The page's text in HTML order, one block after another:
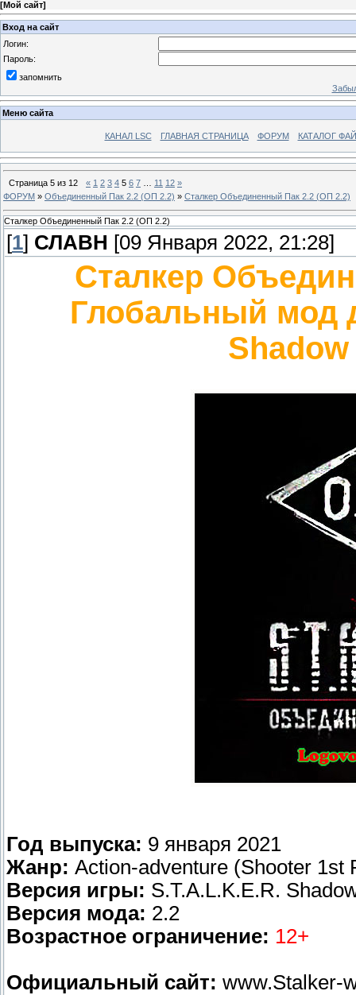
[Мой сайт]
Вход на сайт
Логин:
Пароль:
запомнить
Меню сайта
КАНАЛ LSC ГЛАВНАЯ СТРАНИЦА ФОРУМ КАТАЛОГ
Страница 5 из 12 « 1 2 3 4 5 6 7 11 12 »
ФОРУМ » Объединенный Пак 2.2 (ОП 2.2) » Сталкер Объединенный Пак 2.2 (ОП 2.2)
Сталкер Объединенный Пак 2.2 (ОП 2.2)
[1] СЛАВН [09 Января 2022, 21:28]
Сталкер
Глобальный мод
Год выпуска: 9 января 2021
Жанр: Action-adventure (Shooter 1st
Версия игры: S.T.A.L.K.E.R.
Версия мода: 2.2
Возрастное ограничение: 12+
Официальный сайт: www.Stalker-